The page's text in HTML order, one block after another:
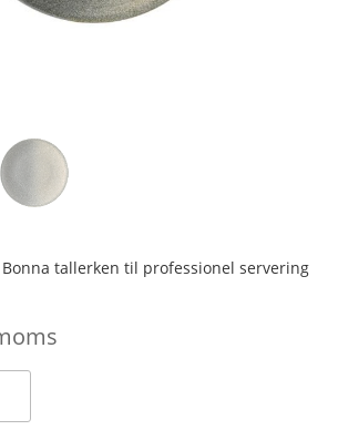
tallerken til professionel servering